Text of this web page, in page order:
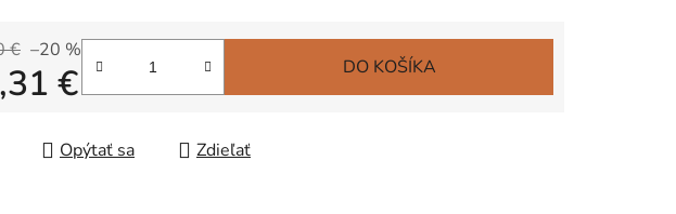
€ –20 %
€ DO KOŠÍKA
Opýtať sa Zdieľať